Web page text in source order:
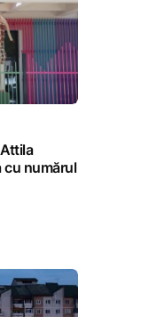
cu numărul